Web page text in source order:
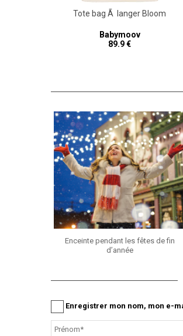
Tote bag Ã langer Bloom
Babymoov
89.9 €
Enceinte pendant les fêtes de fin
d’année
Enregistrer mon nom, mon e-